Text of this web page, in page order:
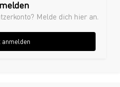
Melde dich hier an.
anmelden